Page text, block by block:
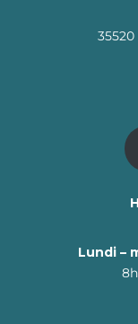
Lundi –